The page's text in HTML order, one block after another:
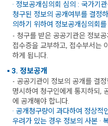
· 정보공개심의회 심의 : 국가기
청구된 정보의 공개여부를 결정
의하기 위하여 정보공개심의회를
- 청구를 받은 공공기관은 정보
접수증을 교부하고, 접수부서는
하게 됩니다.
3. 정보공개
- 공공기관이 정보의 공개를 결
명시하여 청구인에게 통지하되,
에 공개해야 합니다.
· 공개청구량이 과다하여 정상
우려가 있는 경우 정보의 사본 ·